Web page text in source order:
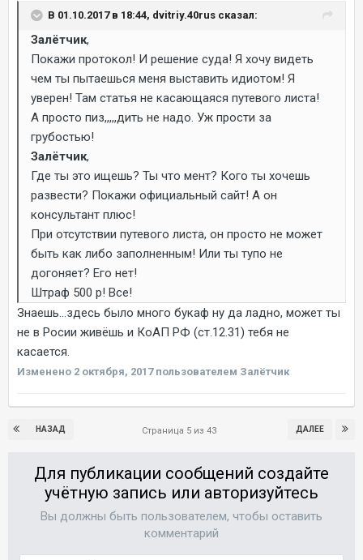
В 01.10.2017 в 18:44, dvitriy.40rus сказал:
Залётчик,
Покажи протокол! И решение суда! Я хочу видеть
чем ты пытаешься меня выставить идиотом! Я
уверен! Там статья не касающаяся путевого листа!
А просто пиз,,,,,дить не надо. Уж прости за
грубостью!
Залётчик,
Где ты это ищешь? Ты что мент? Кого ты хочешь
развести? Покажи официальный сайт! А он
консультант плюс!
При отсутствии путевого листа, он просто не может
быть как либо заполненным! Или ты тупо не
догоняет? Его нет!
Штраф 500 р! Все!
Знаешь...здесь было много букаф ну да ладно, может ты
не в Росии живёшь и КоАП РФ (ст.12.31) тебя не
касается.
Изменено 2 октября, 2017пользователем Залётчик
НАЗАД ДАЛЕЕ
Страница 5 из 43
Для публикации сообщений создайте
учётную запись или авторизуйтесь
Вы должны быть пользователем, чтобы оставить
комментарий